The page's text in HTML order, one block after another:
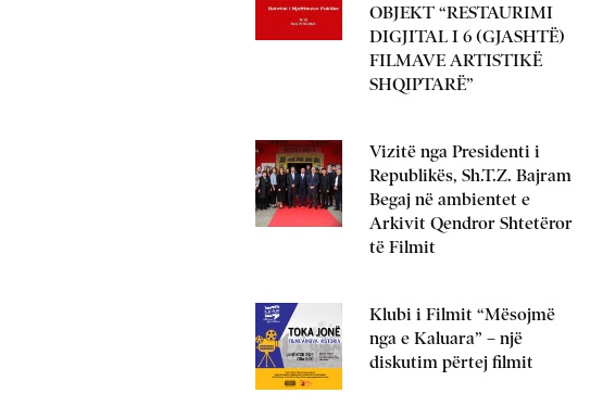
OBJEKT “RESTAURIMI
DIGJITAL I 6 (GJASHTË)
FILMAVE ARTISTIKË
SHQIPTARË”
Vizitë nga Presidenti i
Republikës, Sh.T.Z. Bajram
Begaj në ambientet e
Arkivit Qendror Shtetëror
të Filmit
Klubi i Filmit “Mësojmë
nga e Kaluara” – një
diskutim përtej filmit